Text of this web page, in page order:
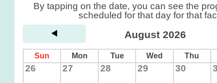
By tapping on the date, you can see the
scheduled for that day for that
August 2026
Sun Mon Tue Wed Thu
26 27 28 29 30